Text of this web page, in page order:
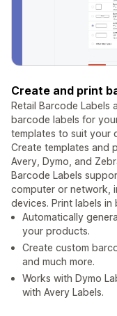
Create and print
Retail Barcode
barcode labels for
templates to suit your
Create templates and
Avery, Dymo, and
Barcode Labels
computer or network,
devices. Print labels
Automatically
your products.
Create custom
and much more.
Works with Dymo
with Avery Labels.